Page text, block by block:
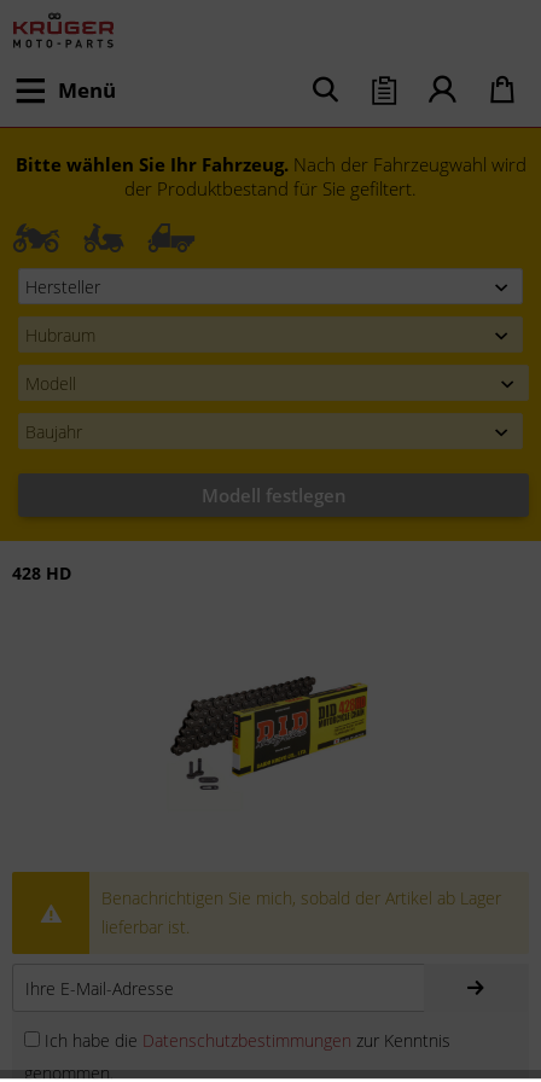
Menü
Bitte wählen Sie Ihr Fahrzeug. Nach der Fahrzeugwahl wird
der Produktbestand für Sie gefiltert.
Modell festlegen
428 HD
Benachrichtigen Sie mich, sobald der Artikel ab Lager
lieferbar ist.
Ich habe die Datenschutzbestimmungen zur Kenntnis
genommen.